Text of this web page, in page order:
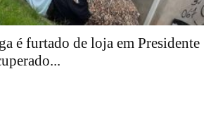
é furtado de loja em Presidente